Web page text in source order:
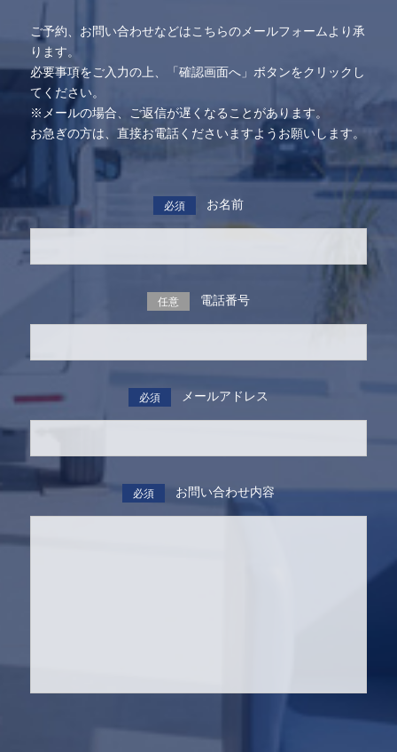
ご予約、お問い合わせなどはこちらのメールフォームより承
ります。
必要事項をご入力の上、「確認画面へ」ボタンをクリックし
てください。
※メールの場合、ご返信が遅くなることがあります。
お急ぎの方は、直接お電話くださいますようお願いします。
必須 お名前
任意 電話番号
必須 メールアドレス
必須 お問い合わせ内容